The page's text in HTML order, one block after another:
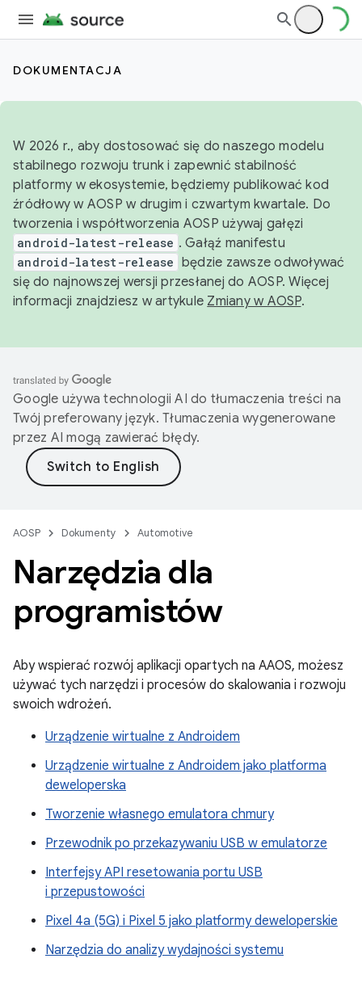
DOKUMENTACJA
W 2026 r., aby dostosować się do naszego modelu
stabilnego rozwoju trunk i zapewnić stabilność
platformy w ekosystemie, będziemy publikować kod
źródłowy w AOSP w drugim i czwartym kwartale. Do
tworzenia i współtworzenia AOSP używaj gałęzi
android-latest-release . Gałąź manifestu
android-latest-release będzie zawsze odwoływać
się do najnowszej wersji przesłanej do AOSP. Więcej
informacji znajdziesz w artykule Zmiany w AOSP.
Google używa technologii AI do tłumaczenia treści na
Twój preferowany język. Tłumaczenia wygenerowane
przez AI mogą zawierać błędy.
AOSP Dokumenty Automotive
Narzędzia dla
programistów
Aby wspierać rozwój aplikacji opartych na AAOS, możesz
używać tych narzędzi i procesów do skalowania i rozwoju
swoich wdrożeń.
Urządzenie wirtualne z Androidem
Urządzenie wirtualne z Androidem jako platforma
deweloperska
Tworzenie własnego emulatora chmury
Przewodnik po przekazywaniu USB w emulatorze
Interfejsy API resetowania portu USB
i przepustowości
Pixel 4a (5G) i Pixel 5 jako platformy deweloperskie
Narzędzia do analizy wydajności systemu